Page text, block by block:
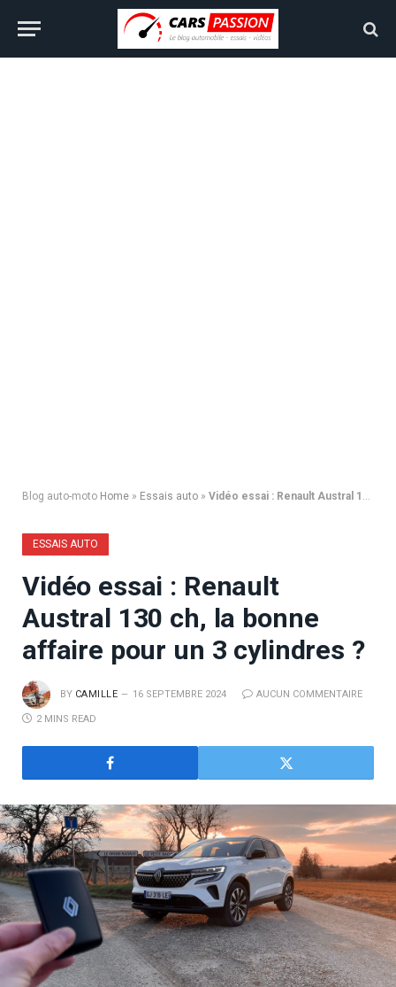
Blog auto-moto Home » Essais auto » Vidéo essai : Renault Austral 130 ch, la bonne affaire pour un 3 cylindres ?
ESSAIS AUTO
Vidéo essai : Renault
Austral 130 ch, la bonne
affaire pour un 3 cylindres ?
BY CAMILLE 16 SEPTEMBRE 2024 AUCUN COMMENTAIRE
2 MINS READ